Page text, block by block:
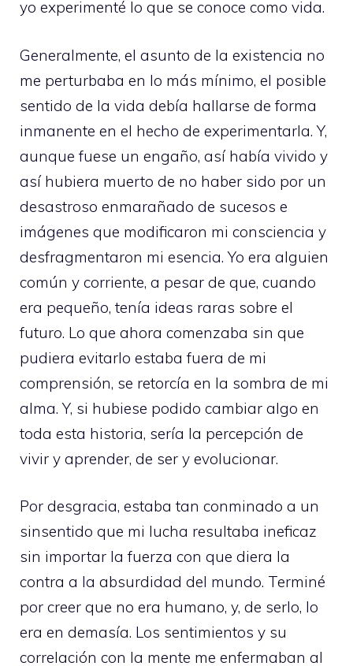
yo experimenté lo que se conoce como vida.
Generalmente, el asunto de la existencia no
me perturbaba en lo más mínimo, el posible
sentido de la vida debía hallarse de forma
inmanente en el hecho de experimentarla. Y,
aunque fuese un engaño, así había vivido y
así hubiera muerto de no haber sido por un
desastroso enmarañado de sucesos e
imágenes que modificaron mi consciencia y
desfragmentaron mi esencia. Yo era alguien
común y corriente, a pesar de que, cuando
era pequeño, tenía ideas raras sobre el
futuro. Lo que ahora comenzaba sin que
pudiera evitarlo estaba fuera de mi
comprensión, se retorcía en la sombra de mi
alma. Y, si hubiese podido cambiar algo en
toda esta historia, sería la percepción de
vivir y aprender, de ser y evolucionar.
Por desgracia, estaba tan conminado a un
sinsentido que mi lucha resultaba ineficaz
sin importar la fuerza con que diera la
contra a la absurdidad del mundo. Terminé
por creer que no era humano, y, de serlo, lo
era en demasía. Los sentimientos y su
correlación con la mente me enfermaban al